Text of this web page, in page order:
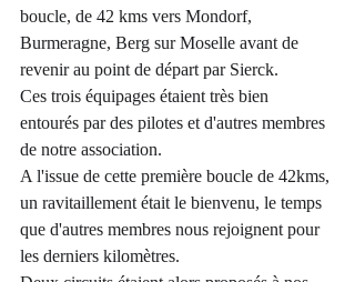
boucle, de 42 kms vers Mondorf,
Burmeragne, Berg sur Moselle avant de
revenir au point de départ par Sierck.
Ces trois équipages étaient très bien
entourés par des pilotes et d'autres membres
de notre association.
A l'issue de cette première boucle de 42kms,
un ravitaillement était le bienvenu, le temps
que d'autres membres nous rejoignent pour
les derniers kilomètres.